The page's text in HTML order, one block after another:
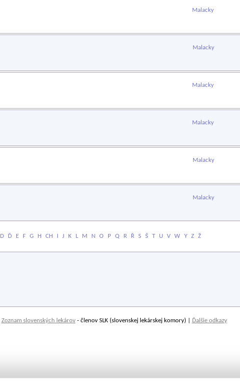
Malacky
Malacky
Malacky
Malacky
Malacky
Malacky
D Ď E F G H CH I J K L M N O P Q R Ř S Š T U V W Y Z Ž
Zoznam slovenských lekárov- členov SLK (slovenskej lekárskej komory) | Ďalšie odkazy